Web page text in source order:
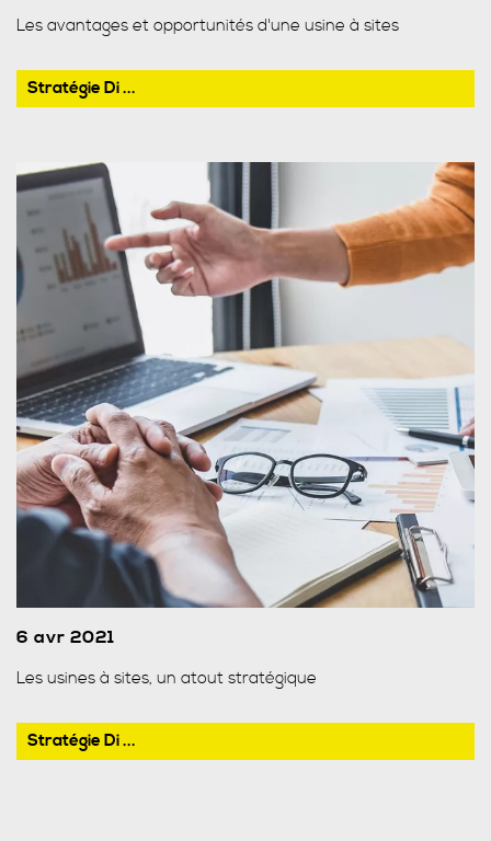
Les avantages et opportunités d'une usine à sites
Stratégie Di ...
6 avr 2021
Les usines à sites, un atout stratégique
Stratégie Di ...